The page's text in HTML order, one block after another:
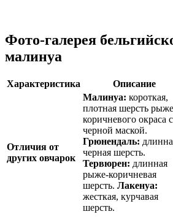
Фото-галерея
малинуа
Характеристика Описание
Отличия от
других овчарок
Малинуа: короткая,
плотная шерсть
коричневого окраса с
черной маской.
Грюнендаль:
черная шерсть.
Тервюрен: длинная
рыже-коричневая
шерсть. Лакенуа:
жесткая, курчавая
шерсть.